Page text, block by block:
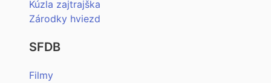
Kúzla zajtrajška
Zárodky hviezd
SFDB
Filmy